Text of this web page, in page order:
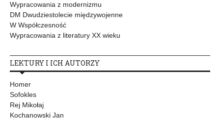
Wypracowania z modernizmu
DM Dwudziestolecie międzywojenne
W Współczesność
Wypracowania z literatury XX wieku
LEKTURY I ICH AUTORZY
Homer
Sofokles
Rej Mikołaj
Kochanowski Jan